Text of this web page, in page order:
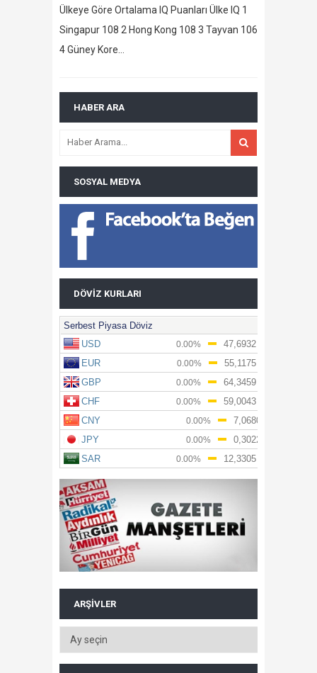
Ülkeye Göre Ortalama IQ Puanları Ülke IQ 1
Singapur 108 2 Hong Kong 108 3 Tayvan 106
4 Güney Kore…
HABER ARA
SOSYAL MEDYA
DÖVIZ KURLARI
ARŞIVLER